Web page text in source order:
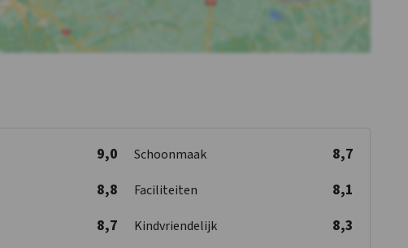
9,0 Schoonmaak 8,7
8,8 Faciliteiten 8,1
8,7 Kindvriendelijk 8,3